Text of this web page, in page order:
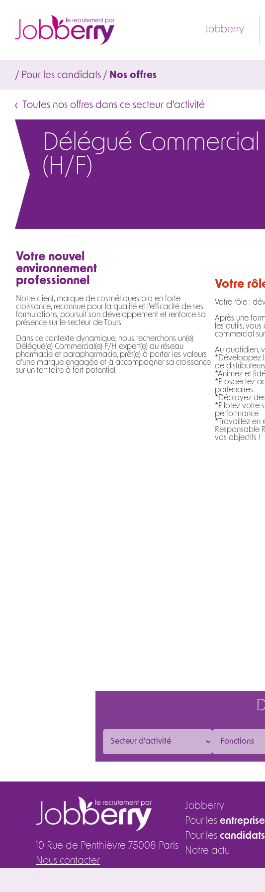
Jobberry
/ Pour les candidats / Nos offres
Toutes nos offres dans ce secteur d'activité
Délégué Commercial
(H/F)
Votre nouvel
environnement
professionnel
Notre client, marque de cosmétiques bio en forte
croissance, reconnue pour la qualité et l’efficacité de ses
formulations, poursuit son développement et renforce sa
présence sur le secteur de Tours.
Dans ce contexte dynamique, nous recherchons un(e)
Délégué(e) Commercial(e) F/H expert(e) du réseau
pharmacie et parapharmacie, prêt(e) à porter les valeurs
d’une marque engagée et à accompagner sa croissance
sur un territoire à fort potentiel.
Votre
Votre rôle :
Après une
les outils,
commercial
Au quotidien,
*Développez
de
*Animez et
*Prospectez
partenaires
*Déployez
*Pilotez votre
performance
*Travaillez en
Responsable
vos objectifs !
10 Rue de Penthièvre 75008 Paris
Nous contacter
Jobberry
Pour les
Pour les candidats
Notre actu